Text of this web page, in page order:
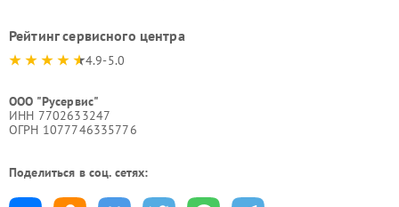
Рейтинг сервисного центра
4.9-5.0
ООО "Русервис"
ИНН 7702633247
ОГРН 1077746335776
Поделиться в соц. сетях: